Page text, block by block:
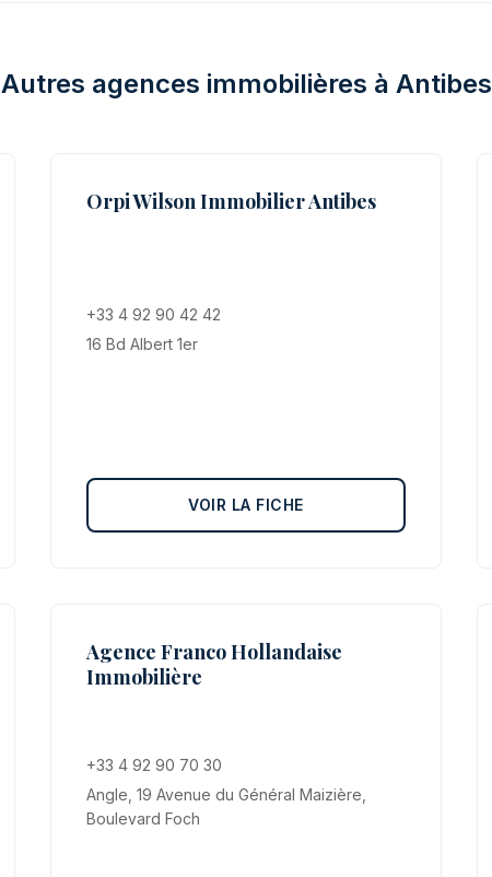
Autres agences immobilières à Antibes
Orpi Wilson Immobilier Antibes
+33 4 92 90 42 42
16 Bd Albert 1er
VOIR LA FICHE
Agence Franco Hollandaise
Immobilière
+33 4 92 90 70 30
Angle, 19 Avenue du Général Maizière,
Boulevard Foch